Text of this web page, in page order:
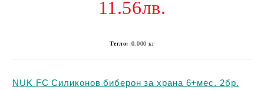
11.56лв.
Тегло: 0.000 кг
NUK FC Силиконов биберон за храна 6+мес. 2бр.